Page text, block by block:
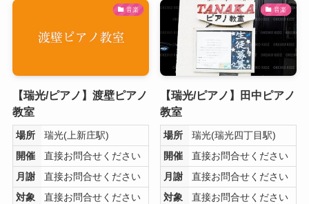
音楽
【瑞光/ピアノ】渡壁ピアノ
教室
場所
瑞光(上新庄駅)
開催
直接お問合せください
月謝
直接お問合せください
対象
直接お問合せください
音楽
【瑞光/ピアノ】田中ピアノ
教室
場所
瑞光(瑞光四丁目駅)
開催
直接お問合せください
月謝
直接お問合せください
対象
直接お問合せください